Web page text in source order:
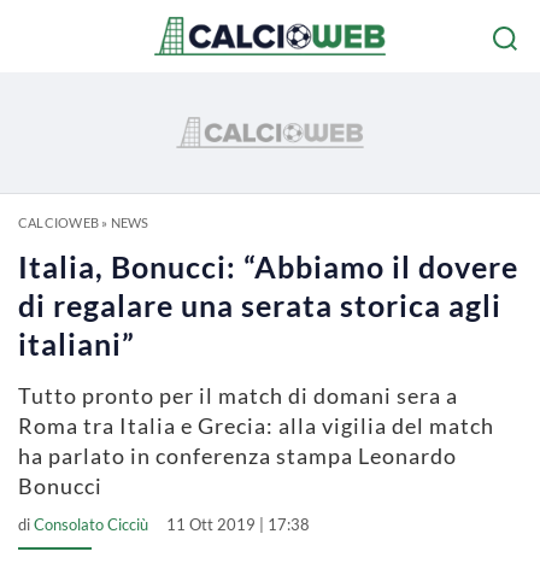
CALCIOWEB» NEWS
Italia, Bonucci: “Abbiamo il dovere
di regalare una serata storica agli
italiani”
Tutto pronto per il match di domani sera a
Roma tra Italia e Grecia: alla vigilia del match
ha parlato in conferenza stampa Leonardo
Bonucci
diConsolato Cicciù 11 Ott 2019 | 17:38